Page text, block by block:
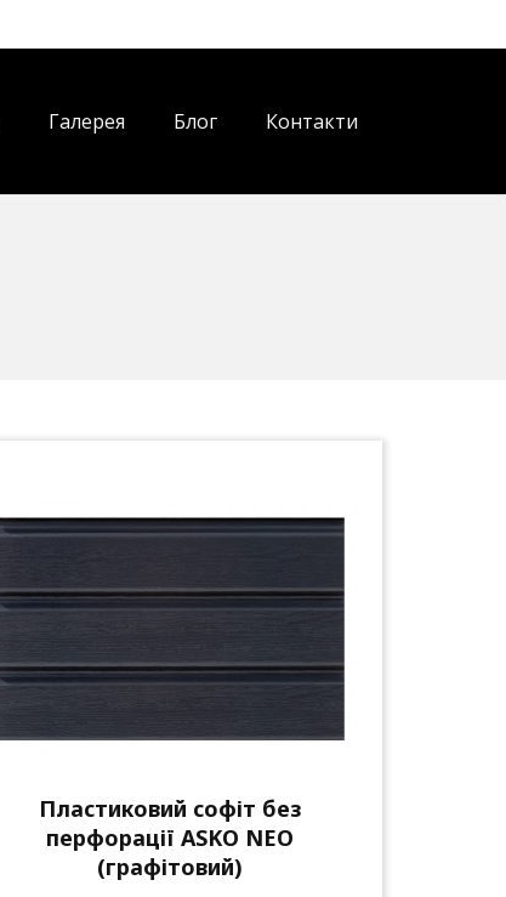
Галерея Блог Контакти
Пластиковий софіт без
перфорації ASKO NEO
(графітовий)